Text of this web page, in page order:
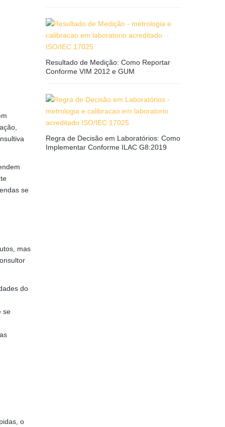
se
mas
do
se
o
Resultado de Medição: Como Reportar
Conforme VIM 2012 e GUM
Regra de Decisão em Laboratórios: Como
Implementar Conforme ILAC G8:2019